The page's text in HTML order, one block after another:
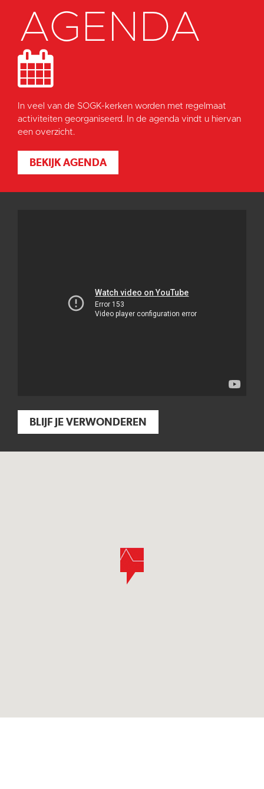
AGENDA
In veel van de SOGK-kerken worden met regelmaat
activiteiten georganiseerd. In de agenda vindt u hiervan
een overzicht.
BEKIJK AGENDA
BLIJF JE VERWONDEREN